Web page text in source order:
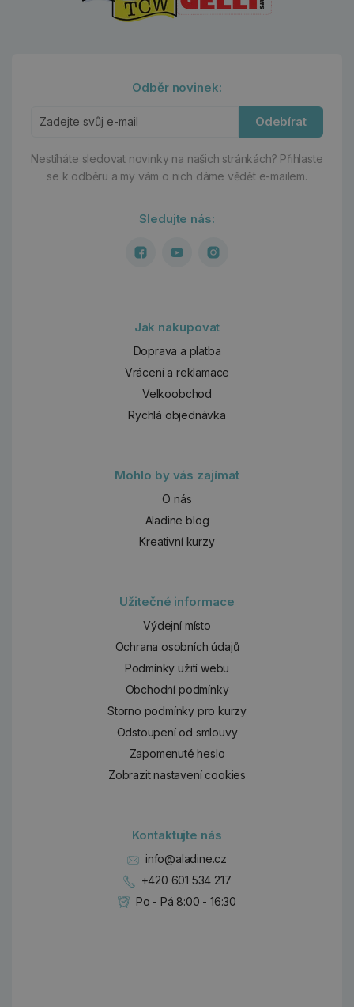
Odběr novinek:
Odebírat
Nestíháte sledovat novinky na našich stránkách? Přihlaste
se k odběru a my vám o nich dáme vědět e-mailem.
Sledujte nás:
Jak nakupovat
Doprava a platba
Vrácení a reklamace
Velkoobchod
Rychlá objednávka
Mohlo by vás zajímat
O nás
Aladine blog
Kreativní kurzy
Užitečné informace
Výdejní místo
Ochrana osobních údajů
Podmínky užití webu
Obchodní podmínky
Storno podmínky pro kurzy
Odstoupení od smlouvy
Zapomenuté heslo
Zobrazit nastavení cookies
Kontaktujte nás
info@aladine.cz
+420 601 534 217
Po - Pá 8:00 - 16:30